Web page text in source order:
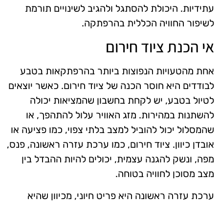
עתידיות. היכולת להסתגל ולהגיב לשינויים תורמת
לשיפור החוויה הכללית בהרפתקה.
אי הכנת ציוד חירום
אחת מהטעויות הנפוצות ביותר בהרפתקאות בטבע
לבודדים היא חוסר הכנה של ציוד חירום. כאשר יוצאים
לטיול בטבע, יש לקחת בחשבון שהמציאות יכולה
להשתנות במהירות. מזג האוויר עלול להתהפך, או
שהמסלול יכול להוביל למצב בלתי צפוי, כמו פציעה או
אובדן כיוון. ציוד חירום, כמו ערכת עזרה ראשונה, פנס,
מפה, ונשק להגנה עצמית, יכולים להיות ההבדל בין
מצב מסוכן לחוויה בטוחה.
ערכת עזרה ראשונה היא פריט חיוני, מכיוון שהיא